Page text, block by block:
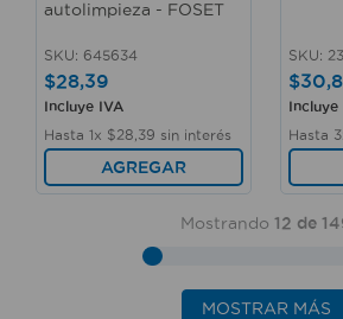
autolimpieza - FOSET
SKU: 645634
$28,39
Incluye IVA
Hasta 1x $28 39 sin interés
AGREGAR
SKU:
$30,
Incluye
Hasta 3
Mostrando 12 de
MOSTRAR MÁS